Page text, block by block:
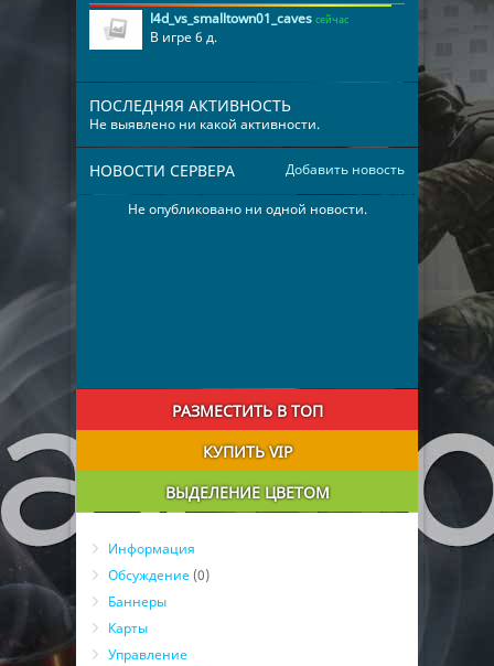
l4d_vs_smalltown01_caves сейчас
В игре 6 д.
ПОСЛЕДНЯЯ АКТИВНОСТЬ
Не выявлено ни какой активности.
Добавить новость
НОВОСТИ СЕРВЕРА
Не опубликовано ни одной новости.
РАЗМЕСТИТЬ В ТОП
КУПИТЬ VIP
ВЫДЕЛЕНИЕ ЦВЕТОМ
Информация
Обсуждение (0)
Баннеры
Карты
Управление